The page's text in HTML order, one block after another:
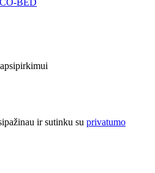
BED
ir sutinku su privatumo